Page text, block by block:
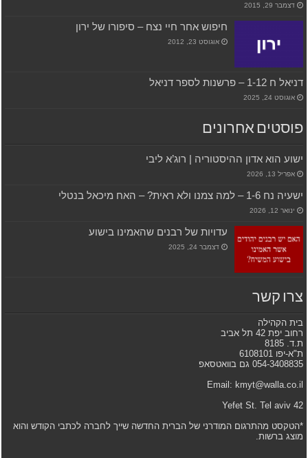
דצמבר 29, 2015
חיפוש אחר חיי נצח – סיפורו של ירון
אוגוסט 23, 2012
דניאל ח 1-12 – פרשנות לספר דניאל
אוגוסט 24, 2025
פוסטים אחרונים
ישוע הוא אדון ההיסטוריה | רוג’א ליבי
אפריל 13, 2026
ישעיה נח 1-6 – למה צמנו ולא ראית? – האח מיכאל בנטלי
ינואר 12, 2026
עדויות של רבנים שהאמינו בישוע
דצמבר 24, 2025
צרו קשר
בית הקהילה
רחוב יפת 42 תל אביב
ת.ד. 8185
ת"א-יפו 6108101
054-3408835 גם בוואטסאפ
Email: kmyt@walla.co.il
42 Yefet St. Tel aviv
*הטקסט מהתרגום המודרני של הברית החדשה שייך לחברה לכתבי הקודש והוא
מוצג ברשות.